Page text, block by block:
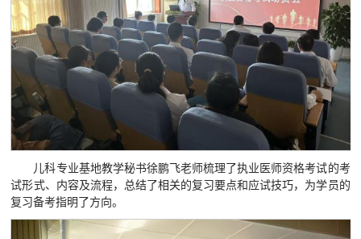
儿科专业基地教学秘书徐鹏飞老师梳理了执业医师资格考试的考
试形式、内容及流程，总结了相关的复习要点和应试技巧，为学员的
复习备考指明了方向。